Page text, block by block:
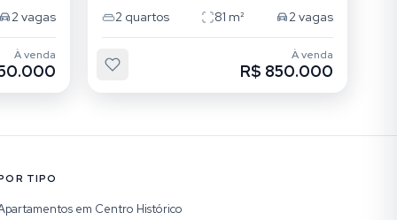
2vagas
À venda
2 quartos 81 m² 2vagas
À venda
R$ 850.000
TIPO
em Centro Histórico